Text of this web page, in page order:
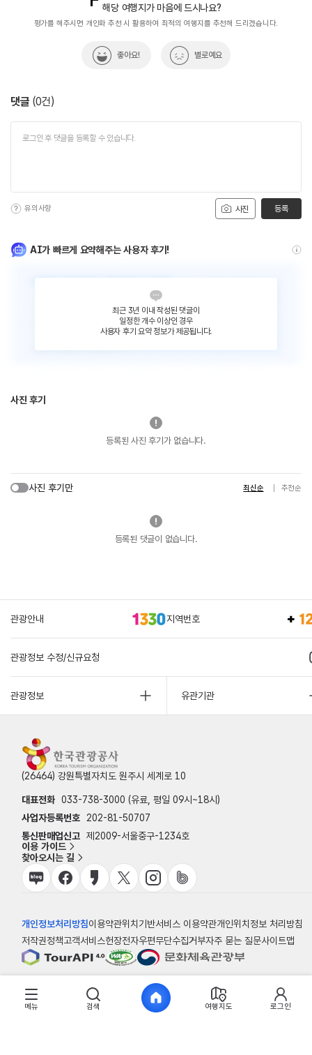
해당 여행지가 마음에 드시나요?
평가를 해주시면 개인화 추천 시 활용하여 최적의 여행지를 추천해 드리겠습니다.
좋아요! 별로예요
댓글 (0건)
사진
유의사항 등록
AI가 빠르게 요약해주는 사용자 후기!
최근 3년 이내 작성된 댓글이
일정한 개수 이상인 경우
사용자 후기 요약 정보가 제공됩니다.
사진 후기
등록된 사진 후기가 없습니다.
사진 후기만 최신순 추천순
등록된 댓글이 없습니다.
관광안내 지역번호
관광정보 수정/신규요청
관광정보 유관기관
(26464) 강원특별자치도 원주시 세계로 10
대표전화 033-738-3000 (유료, 평일 09시~18시)
사업자등록번호
202-81-50707
통신판매업신고 제2009-서울중구-1234호
이용 가이드
찾아오시는 길
개인정보처리방침이용약관위치기반서비스 이용약관개인위치정보 처리방침
저작권정책고객서비스헌장전자우편무단수집거부자주 묻는 질문사이트맵
© 한국관광공사
메뉴 검색 여행지도 로그인